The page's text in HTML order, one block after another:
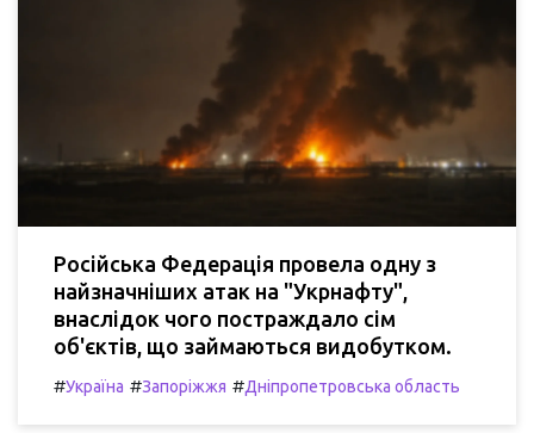
Російська Федерація провела одну з
найзначніших атак на "Укрнафту",
внаслідок чого постраждало сім
об'єктів, що займаються видобутком.
#Україна #Запоріжжя #Дніпропетровська область